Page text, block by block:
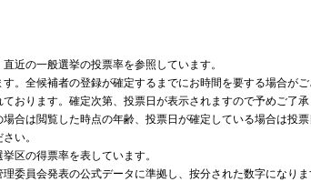
近の一般選挙の投票率を参照しています。
。全候補者の登録が確定するまでにお時間を要する場合がご
おります。確定次第、投票日が表示されますので予めご了承
合は閲覧した時点の年齢、投票日が確定している場合は投
い。
区の得票率を表しています。
委員会発表の公式データに準拠し、按分された数字になりま